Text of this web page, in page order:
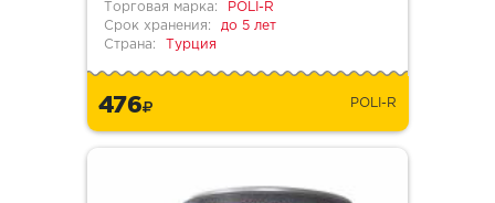
Торговая марка:
POLI-R
Срок хранения:
до 5 лет
Страна:
Турция
476 POLI-R